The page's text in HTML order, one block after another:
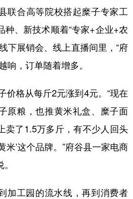
联合高等院校搭起糜子专家工
种、新技术顺着“专家+企业+农
下展销会、线上直播间里，“府
响，订单随着增多。
格从每斤2元涨到4元。“现在
原粮，也推黄米礼盒、糜子面
卖了1.5万多斤，有不少人回头
米’这个品牌。”府谷县一家电商
工园的流水线，再到消费者